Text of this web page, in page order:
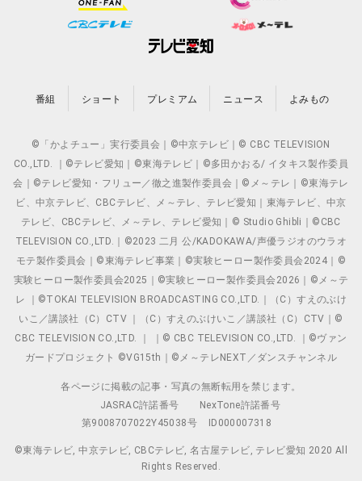
番組 ショート プレミアム ニュース よみもの
©「かよチュー」実行委員会｜©中京テレビ｜© CBC TELEVISION
CO.,LTD. ｜©テレビ愛知｜©東海テレビ｜©多田かおる/ イタキス製作委員
会｜©テレビ愛知・フリュー／徹之進製作委員会｜©メ～テレ｜©東海テレ
ビ、中京テレビ、CBCテレビ、メ～テレ、テレビ愛知｜東海テレビ、中京
テレビ、CBCテレビ、メ～テレ、テレビ愛知｜© Studio Ghibli｜©CBC
TELEVISION CO.,LTD.｜©2023 二月 公/KADOKAWA/声優ラジオのウラオ
モテ製作委員会｜©東海テレビ事業｜©実験ヒーロー製作委員会2024｜©
実験ヒーロー製作委員会2025｜©実験ヒーロー製作委員会2026｜©メ～テ
レ ｜©TOKAI TELEVISION BROADCASTING CO.,LTD.｜（C）すえのぶけ
いこ／講談社（C）CTV ｜（C）すえのぶけいこ／講談社（C）CTV｜©
CBC TELEVISION CO.,LTD. ｜ ｜© CBC TELEVISION CO.,LTD. ｜©ヴァン
ガードプロジェクト ©VG15th｜©メ～テレNEXT／ダンスチャンネル
各ページに掲載の記事・写真の無断転用を禁じます。
JASRAC許諾番号
NexTone許諾番号
第9008707022Y45038号
ID000007318
©東海テレビ, 中京テレビ, CBCテレビ, 名古屋テレビ, テレビ愛知 2020 All
Rights Reserved.